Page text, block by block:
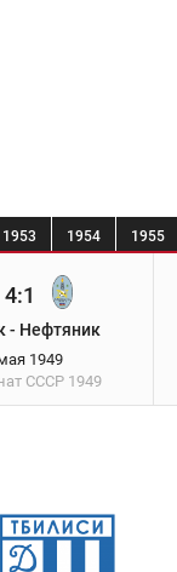
1953 1954 1955
4:1
- Нефтяник
1949
СССР 1949